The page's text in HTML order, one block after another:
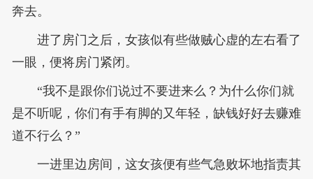
奔去。
进了房门之后，女孩似有些做贼心虚的左右看了
一眼，便将房门紧闭。
“我不是跟你们说过不要进来么？为什么你们就
是不听呢，你们有手有脚的又年轻，缺钱好好去赚难
道不行么？”
一进里边房间，这女孩便有些气急败坏地指责其